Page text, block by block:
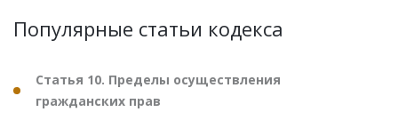
Популярные статьи кодекса
Статья 10. Пределы осуществления
гражданских прав